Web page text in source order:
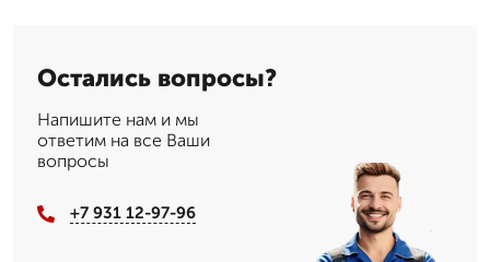
Остались вопросы?
Напишите нам и мы
ответим на все Ваши
вопросы
+7 931 12-97-96